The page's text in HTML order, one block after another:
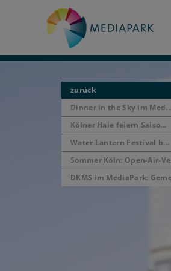
zurück
Dinner in the Sky im Med...
Kölner Haie feiern Saiso...
Water Lantern Festival b...
Sommer Köln: Open-Air-
DKMS im MediaPark: